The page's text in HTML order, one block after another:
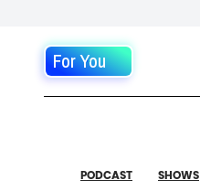
For You
PODCAST SHOWS